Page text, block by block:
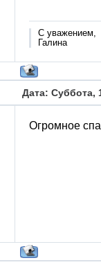
С уважением,
Галина
Дата: Суббота,
Огромное